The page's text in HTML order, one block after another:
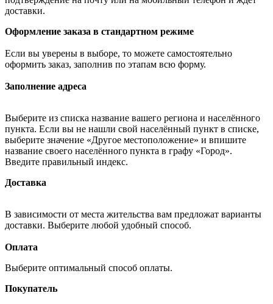
доставки.
Оформление заказа в стандартном режиме
Если вы уверены в выборе, то можете самостоятельно
оформить заказ, заполнив по этапам всю форму.
Заполнение адреса
Выберите из списка название вашего региона и населённого
пункта. Если вы не нашли свой населённый пункт в списке,
выберите значение «Другое местоположение» и впишите
название своего населённого пункта в графу «Город».
Введите правильный индекс.
Доставка
В зависимости от места жительства вам предложат варианты
доставки. Выберите любой удобный способ.
Оплата
Выберите оптимальный способ оплаты.
Покупатель